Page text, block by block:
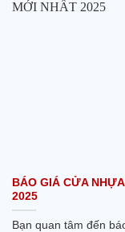
BÁO GIÁ CỬA
2025
Bạn quan tâm đến